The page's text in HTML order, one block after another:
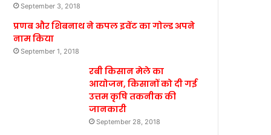
September 3, 2018
प्रणब और शिबनाथ ने कपल इवेंट का गोल्ड अपने
नाम किया
September 1, 2018
रबी किसान मेले का
आयोजन, किसानों को दी गई
उत्तम कृषि तकनीक की
जानकारी
September 28, 2018